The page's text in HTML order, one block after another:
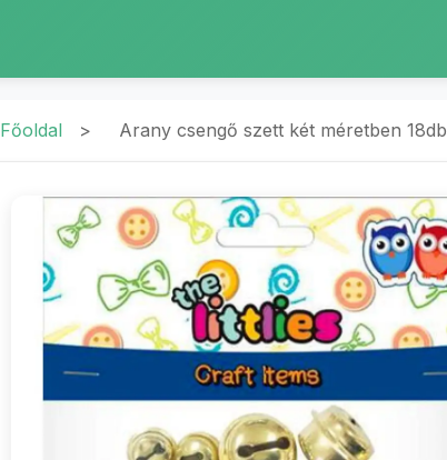
Főoldal > Arany csengő szett két méretben 18db